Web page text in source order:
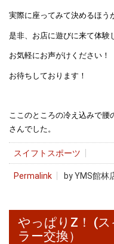
実際に座ってみて決めるほう
是非、お店に遊びに来て体験
お気軽にお声がけください！
お待ちしております！
ここのところの冷え込みで腰
さんでした。
スイフトスポーツ
Permalink by YMS館
やっぱりZ！ (
ラー交換）